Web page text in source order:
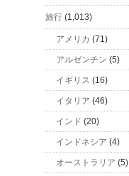
旅行 (1,013)
アメリカ (71)
アルゼンチン (5)
イギリス (16)
イタリア (46)
インド (20)
インドネシア (4)
オーストラリア (5)